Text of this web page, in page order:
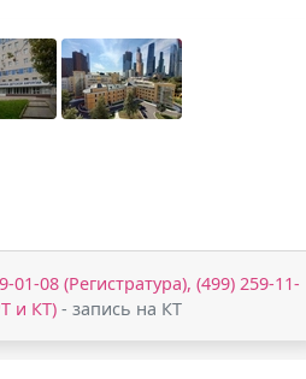
08 (Регистратура), (499) 259-11-
и КТ) - запись на КТ